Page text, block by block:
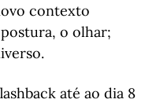
contexto
o olhar;
até ao dia 8